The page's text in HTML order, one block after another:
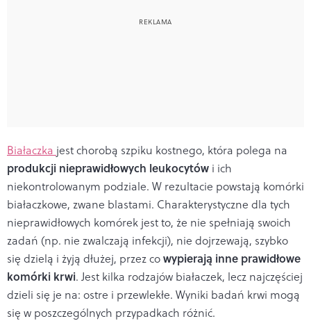
Białaczka jest chorobą szpiku kostnego, która polega na
produkcji nieprawidłowych leukocytów i ich
niekontrolowanym podziale. W rezultacie powstają komórki
białaczkowe, zwane blastami. Charakterystyczne dla tych
nieprawidłowych komórek jest to, że nie spełniają swoich
zadań (np. nie zwalczają infekcji), nie dojrzewają, szybko
się dzielą i żyją dłużej, przez cowypierają inne prawidłowe
komórki krwi. Jest kilka rodzajów białaczek, lecz najczęściej
dzieli się je na: ostre i przewlekłe. Wyniki badań krwi mogą
się w poszczególnych przypadkach różnić.